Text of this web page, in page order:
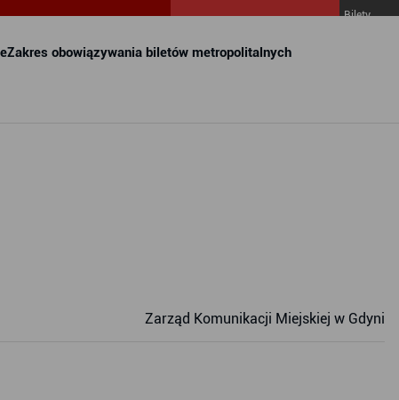
Zakres obowiązywania biletów metropolitalnych
Bilety
Zarząd Komunikacji Miejskiej w Gdyni